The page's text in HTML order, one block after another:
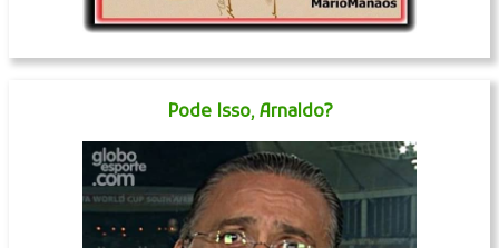
Pode Isso, Arnaldo?